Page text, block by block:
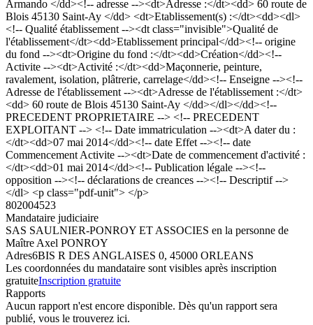
Armando </dd><!-- adresse --><dt>Adresse :</dt><dd> 60 route de
Blois 45130 Saint-Ay </dd> <dt>Etablissement(s) :</dt><dd><dl>
<!-- Qualité établissement --><dt class="invisible">Qualité de
l'établissement</dt><dd>Etablissement principal</dd><!-- origine
du fond --><dt>Origine du fond :</dt><dd>Création</dd><!--
Activite --><dt>Activité :</dt><dd>Maçonnerie, peinture,
ravalement, isolation, plâtrerie, carrelage</dd><!-- Enseigne --><!--
Adresse de l'établissement --><dt>Adresse de l'établissement :</dt>
<dd> 60 route de Blois 45130 Saint-Ay </dd></dl></dd><!--
PRECEDENT PROPRIETAIRE --> <!-- PRECEDENT
EXPLOITANT --> <!-- Date immatriculation --><dt>A dater du :
</dt><dd>07 mai 2014</dd><!-- date Effet --><!-- date
Commencement Activite --><dt>Date de commencement d'activité :
</dt><dd>01 mai 2014</dd><!-- Publication légale --><!--
opposition --><!-- déclarations de creances --><!-- Descriptif -->
</dl> <p class="pdf-unit"> </p>
802004523
Mandataire judiciaire
SAS SAULNIER-PONROY ET ASSOCIES en la personne de
Maître Axel PONROY
Adres6BIS R DES ANGLAISES 0, 45000 ORLEANS
Les coordonnées du mandataire sont visibles après inscription
gratuiteInscription gratuite
Rapports
Aucun rapport n'est encore disponible. Dès qu'un rapport sera
publié, vous le trouverez ici.